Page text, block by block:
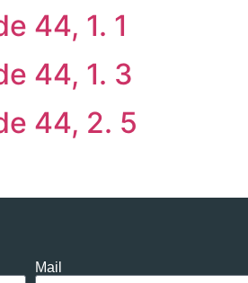
44, 1. 1
44, 1. 3
44, 2. 5
Mail